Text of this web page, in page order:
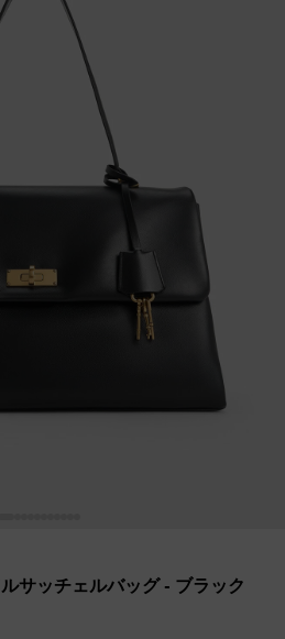
サッチェルバッグ- ブラック